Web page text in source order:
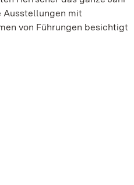
Ausstellungen mit
von Führungen besichtigt